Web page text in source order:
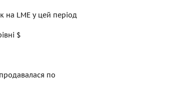
на LME у цей період
$
по